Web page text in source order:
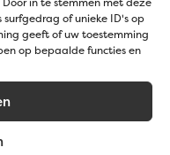
of unieke ID's op
geeft of uw toestemming
op bepaalde functies en